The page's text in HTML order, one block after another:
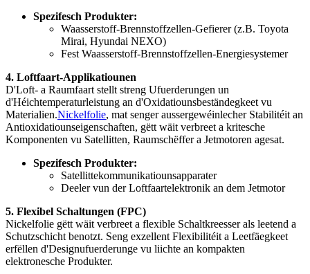
Spezifesch Produkter:
Waasserstoff-Brennstoffzellen-Gefierer (z.B. Toyota
Mirai, Hyundai NEXO)
Fest Waasserstoff-Brennstoffzellen-Energiesystemer
4. Loftfaart-Applikatiounen
D'Loft- a Raumfaart stellt streng Ufuerderungen un
d'Héichtemperaturleistung an d'Oxidatiounsbeständegkeet vu
Materialien.Nickelfolie, mat senger aussergewéinlecher Stabilitéit an
Antioxidatiounseigenschaften, gëtt wäit verbreet a kritesche
Komponenten vu Satellitten, Raumschëffer a Jetmotoren agesat.
Spezifesch Produkter:
Satellittekommunikatiounsapparater
Deeler vun der Loftfaartelektronik an dem Jetmotor
5. Flexibel Schaltungen (FPC)
Nickelfolie gëtt wäit verbreet a flexible Schaltkreesser als leetend a
Schutzschicht benotzt. Seng exzellent Flexibilitéit a Leetfäegkeet
erfëllen d'Designufuerderunge vu liichte an kompakten
elektronesche Produkter.